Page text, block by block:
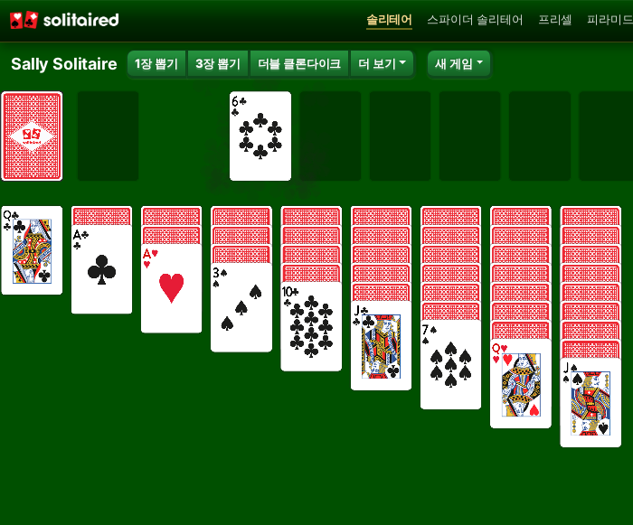
솔리테어 스파이더 솔리테어 프리셀 피라미드
Sally Solitaire 1장 뽑기 3장 뽑기 더블 클론다이크 더 보기 새 게임